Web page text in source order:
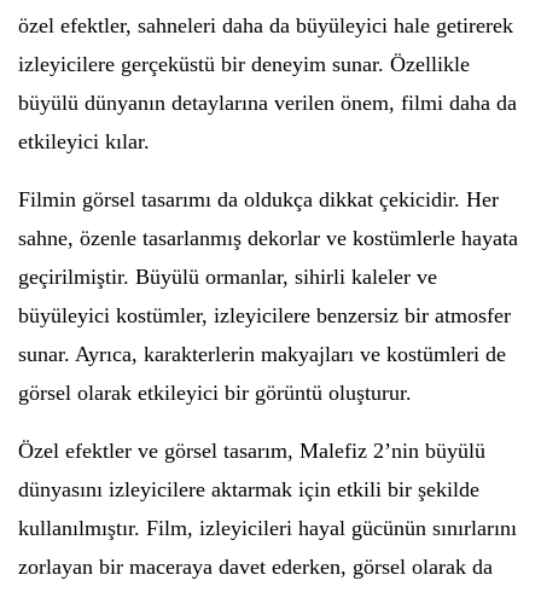
özel efektler, sahneleri daha da büyüleyici hale getirerek
izleyicilere gerçeküstü bir deneyim sunar. Özellikle
büyülü dünyanın detaylarına verilen önem, filmi daha da
etkileyici kılar.
Filmin görsel tasarımı da oldukça dikkat çekicidir. Her
sahne, özenle tasarlanmış dekorlar ve kostümlerle hayata
geçirilmiştir. Büyülü ormanlar, sihirli kaleler ve
büyüleyici kostümler, izleyicilere benzersiz bir atmosfer
sunar. Ayrıca, karakterlerin makyajları ve kostümleri de
görsel olarak etkileyici bir görüntü oluşturur.
Özel efektler ve görsel tasarım, Malefiz 2’nin büyülü
dünyasını izleyicilere aktarmak için etkili bir şekilde
kullanılmıştır. Film, izleyicileri hayal gücünün sınırlarını
zorlayan bir maceraya davet ederken, görsel olarak da